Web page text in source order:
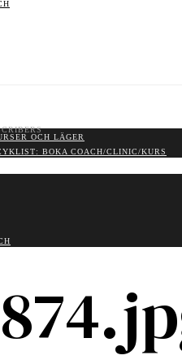
OCH LÄGER
BOKA COACH/CLINIC/KURS